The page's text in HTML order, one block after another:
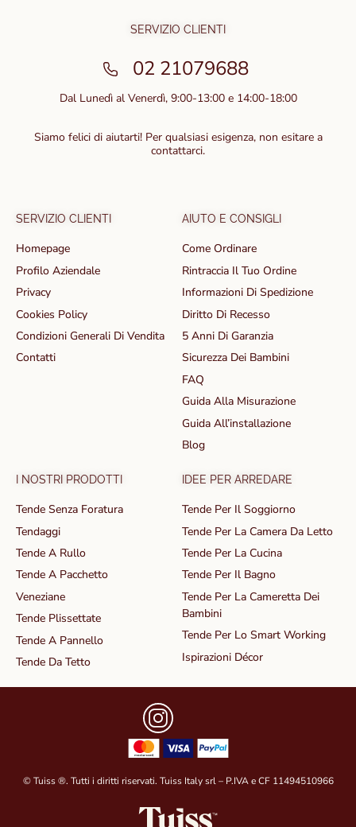
SERVIZIO CLIENTI
02 21079688
Dal Lunedì al Venerdì, 9:00-13:00 e 14:00-18:00
Siamo felici di aiutarti! Per qualsiasi esigenza, non esitare a
contattarci.
SERVIZIO CLIENTI
Homepage
Profilo Aziendale
Privacy
Cookies Policy
Condizioni Generali Di Vendita
Contatti
AIUTO E CONSIGLI
Come Ordinare
Rintraccia Il Tuo Ordine
Informazioni Di Spedizione
Diritto Di Recesso
5 Anni Di Garanzia
Sicurezza Dei Bambini
FAQ
Guida Alla Misurazione
Guida All’installazione
Blog
I NOSTRI PRODOTTI
Tende Senza Foratura
Tendaggi
Tende A Rullo
Tende A Pacchetto
Veneziane
Tende Plissettate
Tende A Pannello
Tende Da Tetto
IDEE PER ARREDARE
Tende Per Il Soggiorno
Tende Per La Camera Da Letto
Tende Per La Cucina
Tende Per Il Bagno
Tende Per La Cameretta Dei
Bambini
Tende Per Lo Smart Working
Ispirazioni Décor
© Tuiss ®. Tutti i diritti riservati. Tuiss Italy srl – P.IVA e CF 11494510966